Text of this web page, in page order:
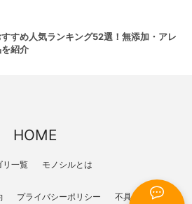
すすめ人気ランキング52選！無添加・アレ
紹介
HOME
リ一覧 モノシルとは
プライバシーポリシー 不具合報告